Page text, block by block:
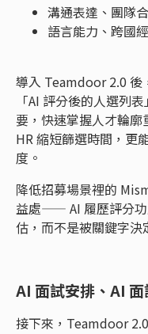
溝通表達、團隊
語言能力、跨國
導入 Teamdoor 2.0 後
「AI 評分後的人選列
要，快速掌握人才輪
HR 縮短篩選時間，更
度。
降低招募場景裡的
益處—— AI 履歷評分功
估，而不是被關鍵字決
AI 面試安排、AI
接下來，Teamdoor